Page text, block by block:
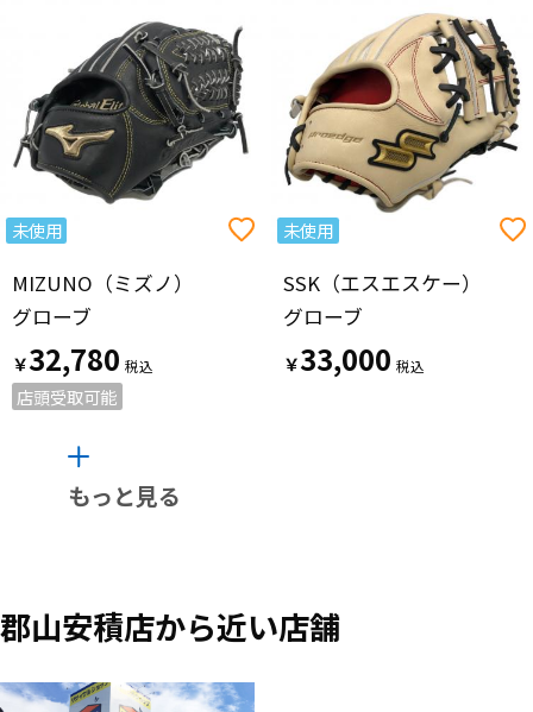
未使用
MIZUNO（ミズノ）
グローブ
￥32,780
店頭受取可能
未使用
SSK（エスエスケー）
グローブ
￥33,000
もっと見る
郡山安積店から近い店舗